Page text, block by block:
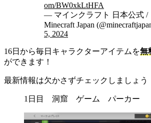
om/BW0xkLtHFA
— マインクラフト 日本公式 /
Minecraft Japan
5, 2024
16日から毎日キャラクターアイテムを無
ができます！
最新情報は欠かさずチェックしましょう
1日目 洞窟 ゲーム パーカー